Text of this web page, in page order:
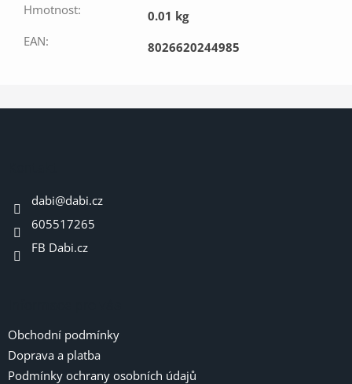
Hmotnost:
0.01 kg
EAN: 8026620244985
dabi@dabi.cz
605517265
FB Dabi.cz
Obchodní podmínky
Doprava a platba
Podmínky ochrany osobních údajů